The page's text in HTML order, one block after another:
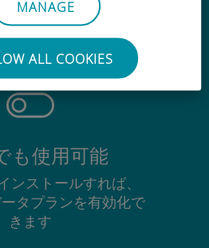
MANAGE
ALL COOKIES
ードを抜き差しする
ありません
も使用可能
ンストールすれば、
タプランを有効化で
きます